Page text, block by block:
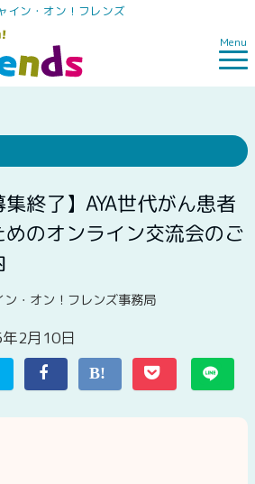
イン・オン！フレンズ
Menu
集終了】AYA世代がん患者
めのオンライン交流会のご
ン・オン！フレンズ事務局
2月10日